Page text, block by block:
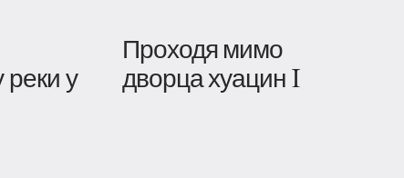
реки у
Проходя мимо
дворца хуацин I